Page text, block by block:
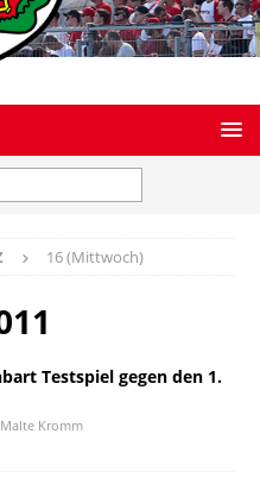
16 (Mittwoch)
Testspiel gegen den 1.
Malte Kromm